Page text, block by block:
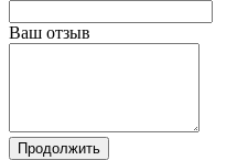
Ваш отзыв
Продолжить